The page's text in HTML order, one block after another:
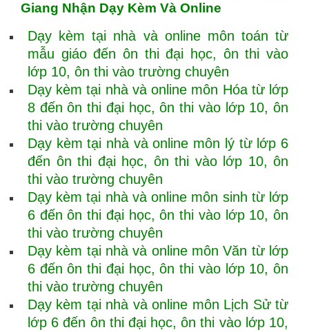
Giang Nhận Dạy Kèm Và Online
Dạy kèm tại nhà và online môn toán từ
mẫu giáo đến ôn thi đại học, ôn thi vào
lớp 10, ôn thi vào trường chuyên
Dạy kèm tại nhà và online môn Hóa từ lớp
8 đến ôn thi đại học, ôn thi vào lớp 10, ôn
thi vào trường chuyên
Dạy kèm tại nhà và online môn lý từ lớp 6
đến ôn thi đại học, ôn thi vào lớp 10, ôn
thi vào trường chuyên
Dạy kèm tại nhà và online môn sinh từ lớp
6 đến ôn thi đại học, ôn thi vào lớp 10, ôn
thi vào trường chuyên
Dạy kèm tại nhà và online môn Văn từ lớp
6 đến ôn thi đại học, ôn thi vào lớp 10, ôn
thi vào trường chuyên
Dạy kèm tại nhà và online môn Lịch Sử từ
lớp 6 đến ôn thi đại học, ôn thi vào lớp 10,